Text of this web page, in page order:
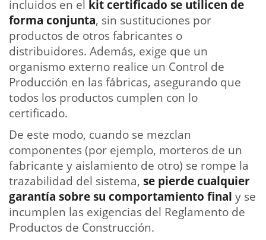
incluidos en el kit certificado se utilicen de
forma conjunta, sin sustituciones por
productos de otros fabricantes o
distribuidores. Además, exige que un
organismo externo realice un Control de
Producción en las fábricas, asegurando que
todos los productos cumplen con lo
certificado.
De este modo, cuando se mezclan
componentes (por ejemplo, morteros de un
fabricante y aislamiento de otro) se rompe la
trazabilidad del sistema, se pierde cualquier
garantía sobre su comportamiento final y se
incumplen las exigencias del Reglamento de
Productos de Construcción.